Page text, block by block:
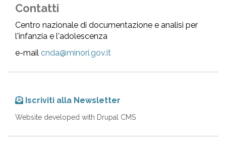
Contatti
Centro nazionale di documentazione e analisi per
l'infanzia e l'adolescenza
e-mail cnda@minori.gov.it
Iscriviti alla Newsletter
Website developed with Drupal CMS